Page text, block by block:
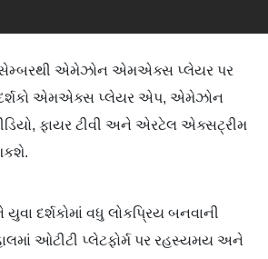
એમેઝોન એમએક્સ પ્લેયર પર
એમએક્સ પ્લેયર એપ, એમેઝોન
ફાયર ટીવી અને એરટેલ એક્સટ્રીમ
દર્શકોમાં વધુ લોકપ્રિય બનવાની
ઓટીટી પ્લેટફોર્મ પર રહસ્યમય અને